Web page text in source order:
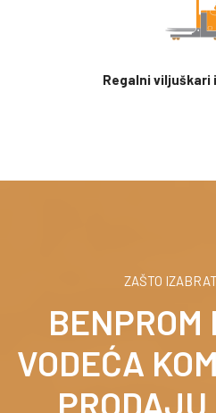
Regalni viljuškari
ZAŠTO
BENPROM
VODEĆA
PRODAJU